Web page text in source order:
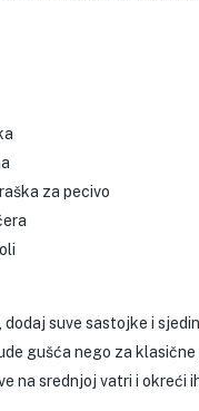
za pecivo
dodaj suve sastojke i
gušća nego za
na srednjoj vatri i okreći